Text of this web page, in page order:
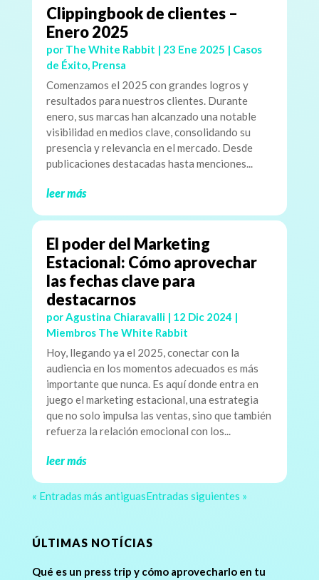
Clippingbook de clientes –
Enero 2025
por The White Rabbit | 23 Ene 2025 | Casos
de Éxito, Prensa
Comenzamos el 2025 con grandes logros y
resultados para nuestros clientes. Durante
enero, sus marcas han alcanzado una notable
visibilidad en medios clave, consolidando su
presencia y relevancia en el mercado. Desde
publicaciones destacadas hasta menciones...
leer más
El poder del Marketing
Estacional: Cómo aprovechar
las fechas clave para
destacarnos
porAgustina Chiaravalli| 12 Dic 2024 |
Miembros The White Rabbit
Hoy, llegando ya el 2025, conectar con la
audiencia en los momentos adecuados es más
importante que nunca. Es aquí donde entra en
juego el marketing estacional, una estrategia
que no solo impulsa las ventas, sino que también
refuerza la relación emocional con los...
leer más
« Entradas más antiguasEntradas siguientes »
ÚLTIMAS NOTÍCIAS
Qué es un press trip y cómo aprovecharlo en tu